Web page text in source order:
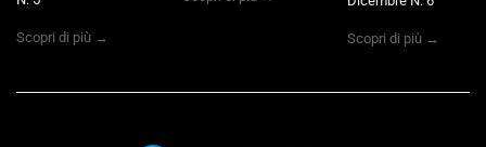
Scopri di più → Scopri di più →